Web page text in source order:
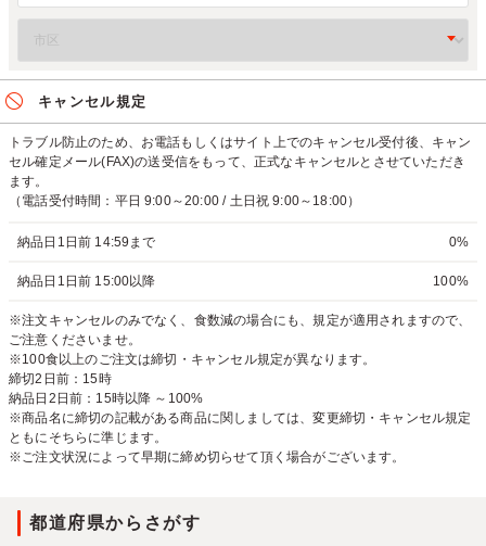
キャンセル規定
トラブル防止のため、お電話もしくはサイト上でのキャンセル受付後、キャン
セル確定メール(FAX)の送受信をもって、正式なキャンセルとさせていただき
ます。
（電話受付時間：平日 9:00～20:00 / 土日祝 9:00～18:00）
納品日1日前 14:59まで 0%
納品日1日前 15:00以降 100%
※注文キャンセルのみでなく、食数減の場合にも、規定が適用されますので、
ご注意くださいませ。
※100食以上のご注文は締切・キャンセル規定が異なります。
締切2日前：15時
納品日2日前：15時以降 ～100%
※商品名に締切の記載がある商品に関しましては、変更締切・キャンセル規定
ともにそちらに準じます。
※ご注文状況によって早期に締め切らせて頂く場合がございます。
都道府県からさがす